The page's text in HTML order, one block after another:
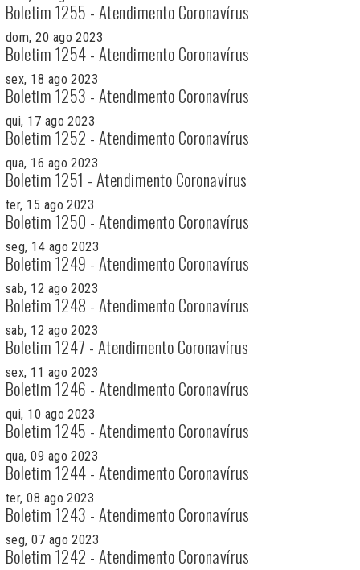
Boletim 1255 - Atendimento Coronavírus
dom, 20 ago 2023
Boletim 1254 - Atendimento Coronavírus
sex, 18 ago 2023
Boletim 1253 - Atendimento Coronavírus
qui, 17 ago 2023
Boletim 1252 - Atendimento Coronavírus
qua, 16 ago 2023
Boletim 1251 - Atendimento Coronavírus
ter, 15 ago 2023
Boletim 1250 - Atendimento Coronavírus
seg, 14 ago 2023
Boletim 1249 - Atendimento Coronavírus
sab, 12 ago 2023
Boletim 1248 - Atendimento Coronavírus
sab, 12 ago 2023
Boletim 1247 - Atendimento Coronavírus
sex, 11 ago 2023
Boletim 1246 - Atendimento Coronavírus
qui, 10 ago 2023
Boletim 1245 - Atendimento Coronavírus
qua, 09 ago 2023
Boletim 1244 - Atendimento Coronavírus
ter, 08 ago 2023
Boletim 1243 - Atendimento Coronavírus
seg, 07 ago 2023
Boletim 1242 - Atendimento Coronavírus